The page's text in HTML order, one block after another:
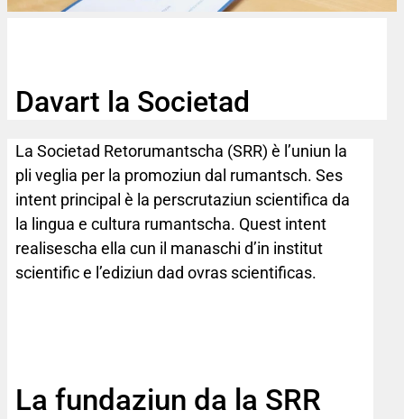
Davart la Societad
La Societad Retorumantscha (SRR) è l’uniun la
pli veglia per la promoziun dal rumantsch. Ses
intent principal è la perscrutaziun scientifica da
la lingua e cultura rumantscha. Quest intent
realisescha ella cun il manaschi d’in institut
scientific e l’ediziun dad ovras scientificas.
La fundaziun da la SRR